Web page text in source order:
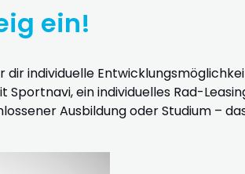
ein!
individuelle
ein individuelles Rad-
Ausbildung oder Studium –